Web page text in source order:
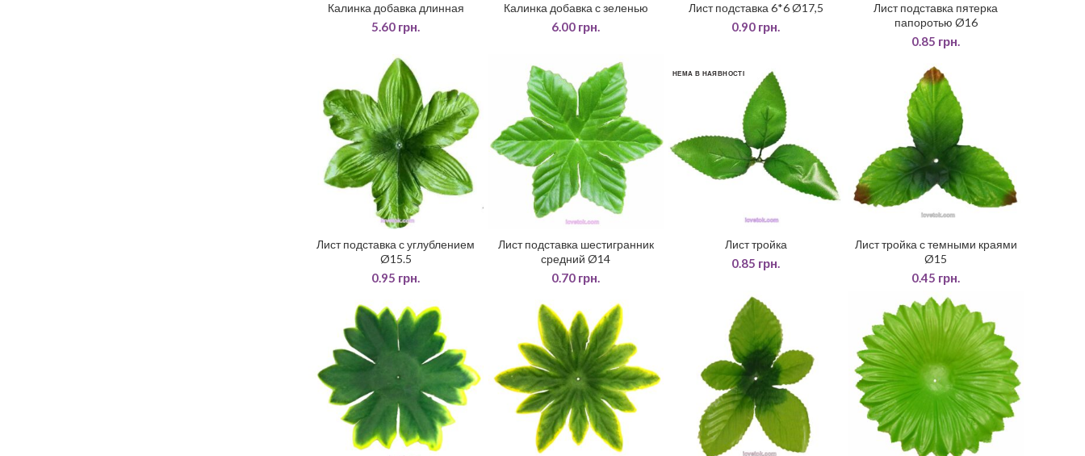
ДОДАТИ У КОШИК
Калинка добавка длинная
5.60 грн.
ДОДАТИ У КОШИК
Калинка добавка с зеленью
6.00 грн.
ДОДАТИ У КОШИК
Лист подставка 6*6 Ø17,5
0.90 грн.
ЧИТАТИ ДАЛІ
Лист подставка пятерка
папоротью Ø16
0.85 грн.
ДОДАТИ У КОШИК
Лист подставка с углублением
Ø15.5
0.95 грн.
ДОДАТИ У КОШИК
Лист подставка шестигранник
средний Ø14
0.70 грн.
НЕМА В НАЯВНОСТІ
ЧИТАТИ ДАЛІ
Лист тройка
0.85 грн.
ДОДАТИ У КОШИК
Лист тройка с темными краями
Ø15
0.45 грн.